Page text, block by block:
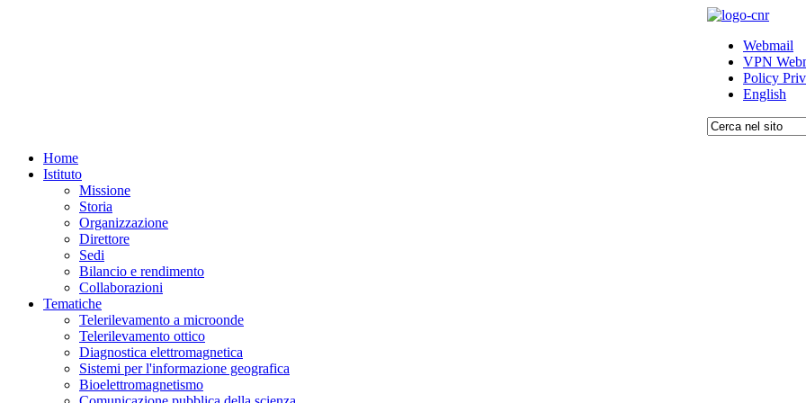
Webmail
VPN
Policy
English
Home
Istituto
Missione
Storia
Organizzazione
Direttore
Sedi
Bilancio e rendimento
Collaborazioni
Tematiche
Telerilevamento a microonde
Telerilevamento ottico
Diagnostica elettromagnetica
Sistemi per l'informazione geografica
Bioelettromagnetismo